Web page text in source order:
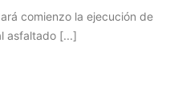
comienzo la ejecución de
asfaltado [...]